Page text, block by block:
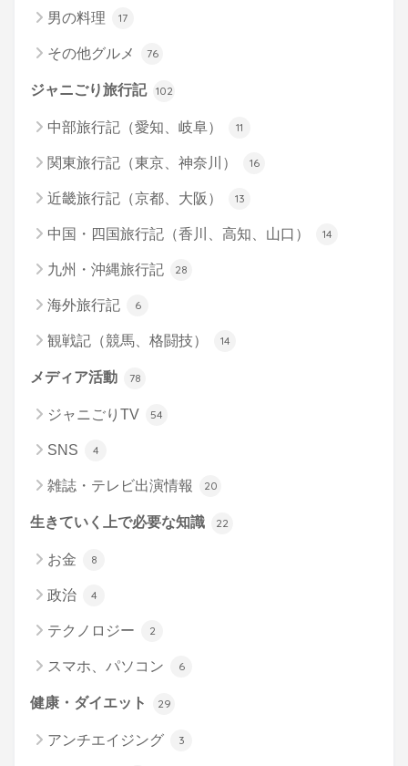
男の料理 17
その他グルメ 76
ジャニごり旅行記 102
中部旅行記（愛知、岐阜） 11
関東旅行記（東京、神奈川） 16
近畿旅行記（京都、大阪） 13
中国・四国旅行記（香川、高知、山口） 14
九州・沖縄旅行記 28
海外旅行記 6
観戦記（競馬、格闘技） 14
メディア活動 78
ジャニごりTV 54
SNS 4
雑誌・テレビ出演情報 20
生きていく上で必要な知識 22
お金 8
政治 4
テクノロジー 2
スマホ、パソコン 6
健康・ダイエット 29
アンチエイジング 3